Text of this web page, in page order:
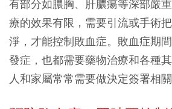
有部分如膿胸、肝膿瘍等深部嚴
療的效果有限，需要引流或手術
淨，才能控制敗血症。敗血症期
發症，也都需要藥物治療和各種
人和家屬常常需要做決定簽署相關